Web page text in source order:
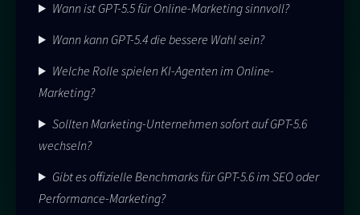
Wann ist GPT-5.5 für Online-Marketing sinnvoll?
Wann kann GPT-5.4 die bessere Wahl sein?
Welche Rolle spielen KI-Agenten im Online-
Marketing?
Sollten Marketing-Unternehmen sofort auf GPT-5.6
wechseln?
Gibt es offizielle Benchmarks für GPT-5.6 im SEO oder
Performance-Marketing?